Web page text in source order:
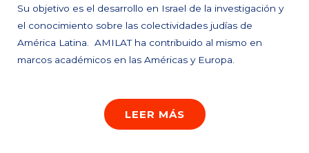
Su objetivo es el desarrollo en Israel de la investigación y
el conocimiento sobre las colectividades judías de
América Latina. AMILAT ha contribuido al mismo en
marcos académicos en las Américas y Europa.
LEER MÁS